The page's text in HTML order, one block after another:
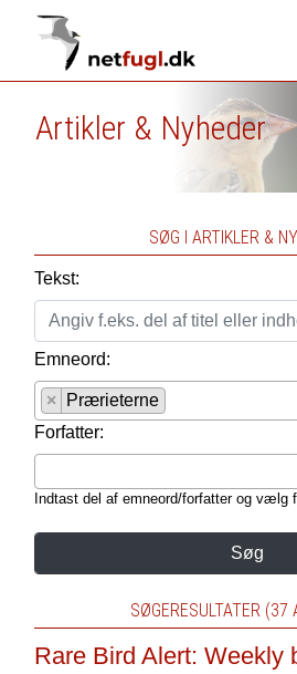
Artikler & Nyheder
SØG I ARTIKLER &
Tekst:
Emneord:
×
Prærieterne
Forfatter:
Indtast del af emneord/forfatter og vælg
Søg
SØGERESULTATER (37
Rare Bird Alert: Weekly